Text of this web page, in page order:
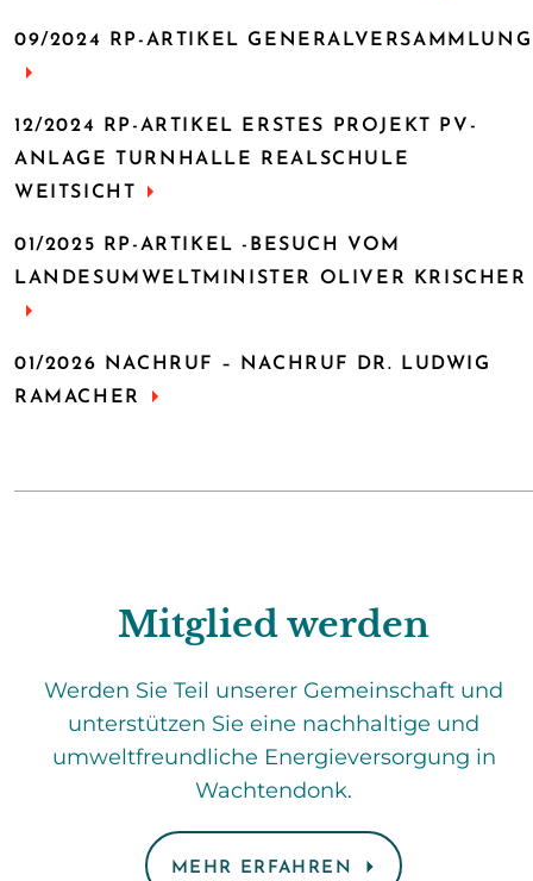
09/2024 RP-ARTIKEL GENERALVERSAMMLUNG
12/2024 RP-ARTIKEL ERSTES PROJEKT PV-
ANLAGE TURNHALLE REALSCHULE
WEITSICHT
01/2025 RP-ARTIKEL -BESUCH VOM
LANDESUMWELTMINISTER OLIVER KRISCHER
01/2026 NACHRUF – NACHRUF DR. LUDWIG
RAMACHER
Mitglied werden
Werden Sie Teil unserer Gemeinschaft und
unterstützen Sie eine nachhaltige und
umweltfreundliche Energieversorgung in
Wachtendonk.
MEHR ERFAHREN